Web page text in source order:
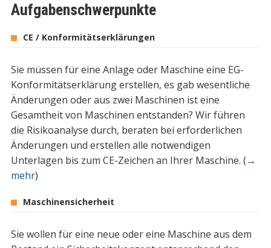
Aufgabenschwerpunkte
CE / Konformitätserklärungen
Sie müssen für eine Anlage oder Maschine eine EG-
Konformitätserklärung erstellen, es gab wesentliche
Änderungen oder aus zwei Maschinen ist eine
Gesamtheit von Maschinen entstanden? Wir führen
die Risikoanalyse durch, beraten bei erforderlichen
Änderungen und erstellen alle notwendigen
Unterlagen bis zum CE-Zeichen an Ihrer Maschine. (→
mehr)
Maschinensicherheit
Sie wollen für eine neue oder eine Maschine aus dem